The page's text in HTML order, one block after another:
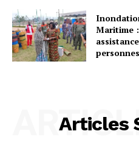
Maritime
Articles